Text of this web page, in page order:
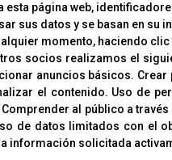
esta página web,
sus datos y se basan en
momento, haciendo clic
socios realizamos el
anuncios básicos. Crear
el contenido. Uso de
Comprender al público a
de datos limitados con el
información solicitada